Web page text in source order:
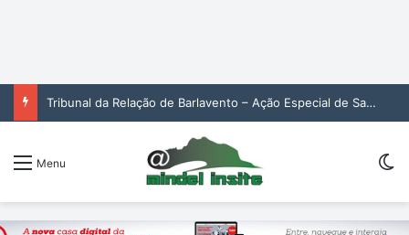
Tribunal da Relação de Barlavento – Ação Especial de Sandra Helena Monteiro Lima (2. pub)
Menu